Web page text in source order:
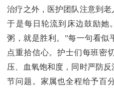
治疗之外，医护团队注意到老
于是每日轮流到床边鼓励她
粥，就是胜利。”每一句看似
点重拾信心。护士们每班密
压、血氧饱和度，同时严防
节问题。家属也全程给予百